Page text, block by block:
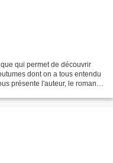
qui permet de découvrir
dont on a tous entendu
présente l'auteur, le roman